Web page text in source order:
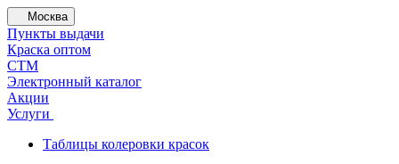
Москва
Пункты выдачи
Краска оптом
СТМ
Электронный каталог
Акции
Услуги
Таблицы колеровки красок